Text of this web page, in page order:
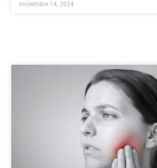
noviembre 14, 2024